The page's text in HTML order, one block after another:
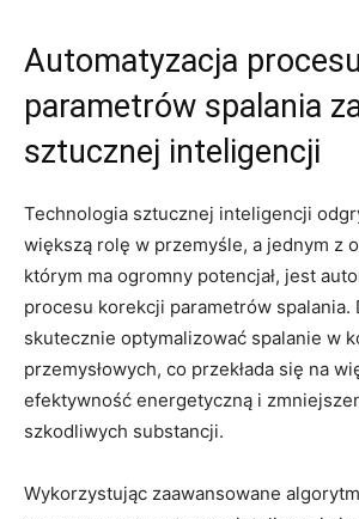
Automatyzacja
parametrów spalania
⁤sztucznej inteligencji
Technologia sztucznej inteligencji
większą ⁢rolę w przemyśle, a jednym z
którym ma ogromny potencjał, jest
procesu korekcji parametrów ‍spalania.
skutecznie optymalizować spalanie ⁤w
‌przemysłowych, co przekłada ‍się na
efektywność energetyczną i
szkodliwych substancji.
Wykorzystując⁣ zaawansowane